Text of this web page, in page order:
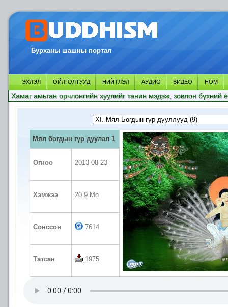
Бурханы шашны портал
ЭХЛЭЛ ОЙЛГОЛТУУД НИЙТЛЭЛ АУДИО ВИДЕО НОМ
Хамаг амьтан орчлонгийн хуулийг танин мэдэж, зовлон бүхний
Мял богдын гүр дуулал 1
Огноо 2013-08-23
Хэмжээ 20.9 Mo
Сонссон 7614
Татсан 1975